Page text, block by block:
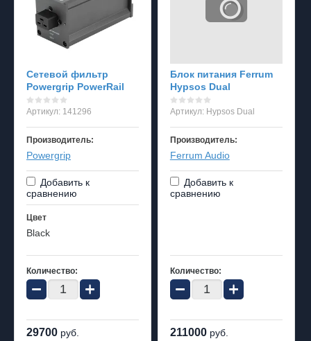
Сетевой фильтр
Powergrip PowerRail
Артикул: 141296
Производитель:
Powergrip
Добавить к
сравнению
Цвет
Black
Количество:
− +
29700 руб.
Блок питания Ferrum
Hypsos Dual
Артикул:Hypsos Dual
Производитель:
Ferrum Audio
Добавить к
сравнению
Количество:
− +
211000 руб.